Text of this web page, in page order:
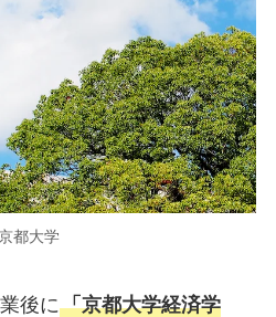
都大学
後に「京都大学経済学